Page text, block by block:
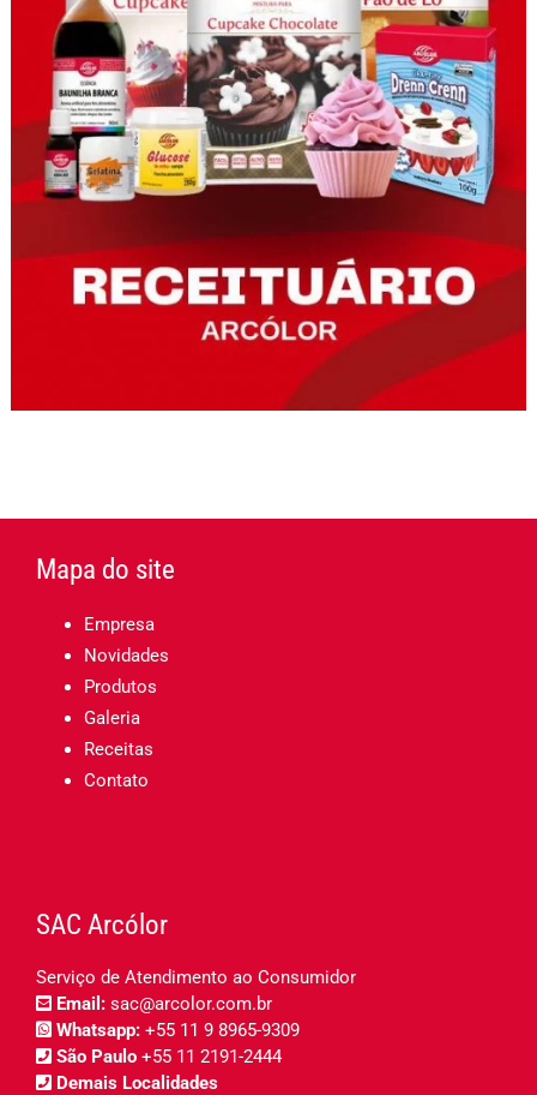
Mapa do site
Empresa
Novidades
Produtos
Galeria
Receitas
Contato
SAC Arcólor
Serviço de Atendimento ao Consumidor
Email: sac@arcolor.com.br
Whatsapp: +55 11 9 8965-9309
São Paulo +55 11 2191-2444
Demais Localidades